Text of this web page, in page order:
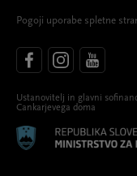
Pogoji uporabe spletne
Ustanovitelj in glavni
Cankarjevega doma